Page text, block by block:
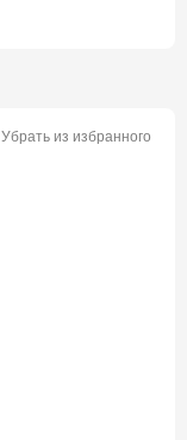
Убрать из избранного